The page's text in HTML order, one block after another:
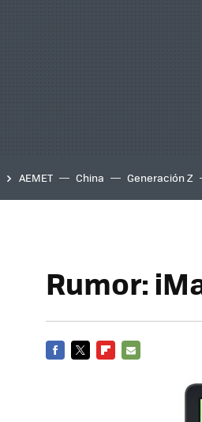
AEMET China Generación Z
Rumor: